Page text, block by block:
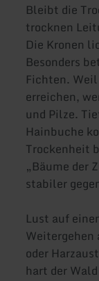
Bleibt die
trocknen
Die Kronen
Besonders
Fichten.
erreichen,
und Pilze.
Hainbuche
Trockenheit
„Bäume der
stabiler
Lust auf
Weitergehen
oder
hart der